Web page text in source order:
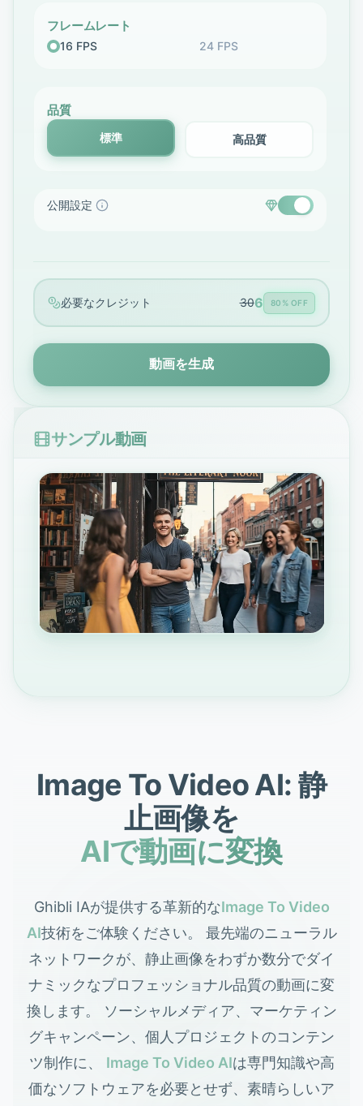
フレームレート
16 FPS 24 FPS
品質
標準 高品質
公開設定
必要なクレジット 306 80% OFF
動画を生成
サンプル動画
Image To Video AI: 静
止画像を
AIで動画に変換
Ghibli IAが提供する革新的なImage To Video
AI技術をご体験ください。 最先端のニューラル
ネットワークが、静止画像をわずか数分でダイ
ナミックなプロフェッショナル品質の動画に変
換します。 ソーシャルメディア、マーケティン
グキャンペーン、個人プロジェクトのコンテン
ツ制作に、 Image To Video AIは専門知識や高
価なソフトウェアを必要とせず、素晴らしいア